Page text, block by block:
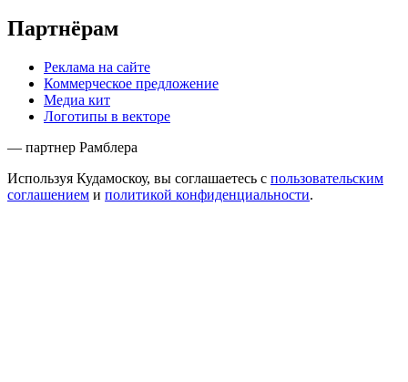
Партнёрам
Реклама на сайте
Коммерческое предложение
Медиа кит
Логотипы в векторе
— партнер Рамблера
Используя Кудамоскоу, вы соглашаетесь с пользовательским
соглашением и политикой конфиденциальности.